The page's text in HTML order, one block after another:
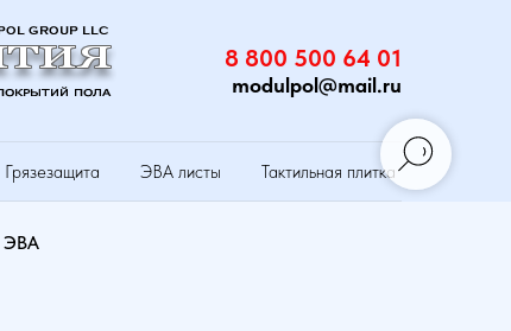
8 800 500 64 01
modulpol@mail.ru
Грязезащита ЭВА листы Тактильная плитка
ЭВА